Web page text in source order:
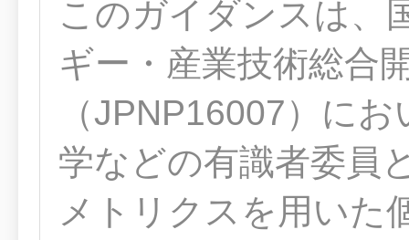
このガイダンスは、
ギー・産業技術総合
（JPNP16007）に
学などの有識者委員
メトリクスを用いた